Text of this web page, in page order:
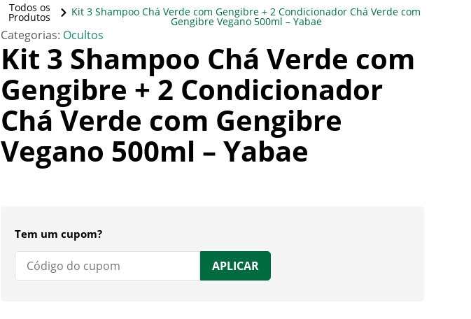
Todos os
Produtos Kit 3 Shampoo Chá Verde com Gengibre + 2 Condicionador Chá Verde com
Gengibre Vegano 500ml – Yabae
Categorias: Ocultos
Kit 3 Shampoo Chá Verde com
Gengibre + 2 Condicionador
Chá Verde com Gengibre
Vegano 500ml – Yabae
Tem um cupom?
APLICAR